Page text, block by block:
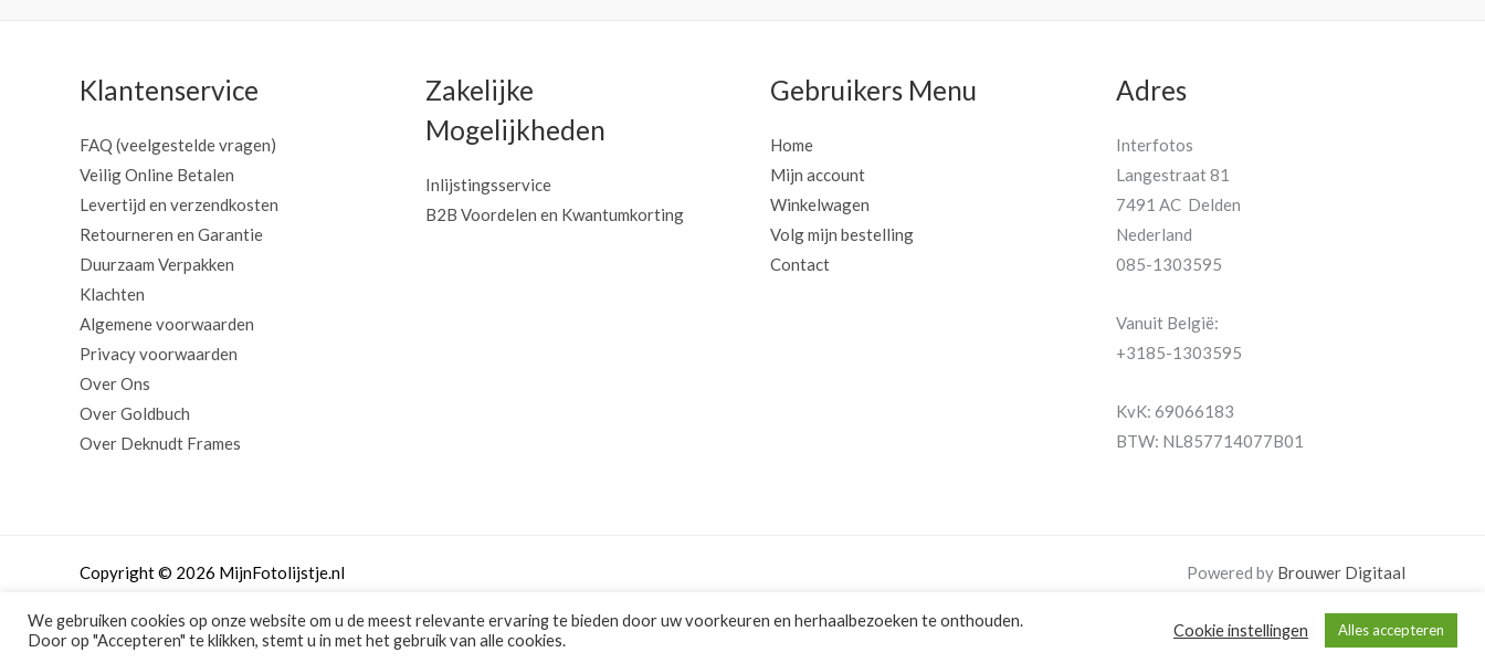
Klantenservice
FAQ (veelgestelde vragen)
Veilig Online Betalen
Levertijd en verzendkosten
Retourneren en Garantie
Duurzaam Verpakken
Klachten
Algemene voorwaarden
Privacy voorwaarden
Over Ons
Over Goldbuch
Over Deknudt Frames
Zakelijke
Mogelijkheden
Inlijstingsservice
B2B Voordelen en Kwantumkorting
Gebruikers Menu
Home
Mijn account
Winkelwagen
Volg mijn bestelling
Contact
Adres
Interfotos
Langestraat 81
7491 AC Delden
Nederland
085-1303595
Vanuit België:
+3185-1303595
KvK: 69066183
BTW: NL857714077B01
Copyright © 2026 MijnFotolijstje.nl Powered by Brouwer Digitaal
We gebruiken cookies op onze website om u de meest relevante ervaring te bieden door uw voorkeuren en herhaalbezoeken te onthouden.
Door op "Accepteren" te klikken, stemt u in met het gebruik van alle cookies.
Cookie instellingen Alles accepteren